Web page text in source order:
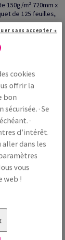
150g/m² 720mm x
de 125 feuilles,
Partager via e-mail
remise sur
cookies
offrir la
bon
· Se
·
d’intérêt.
aller dans les
vous
web !
sans accepter →